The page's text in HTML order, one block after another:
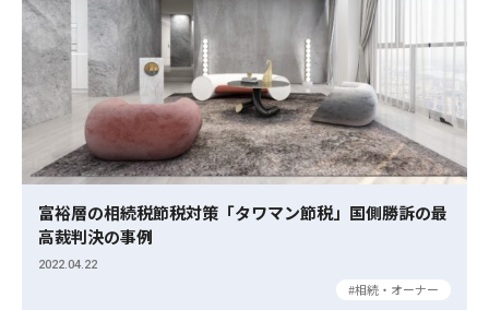
富裕層の相続税節税対策「タワマン節税」国側勝訴の最
高裁判決の事例
2022.04.22
相続・オーナー